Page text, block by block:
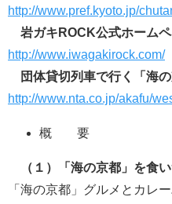
http://www.pref.kyoto.jp/
岩ガキ ROCK公式ホーム
http://www.iwagakirock.com/
団体貸切列車で行く「海の
http://www.nta.co.jp/akafu/
概 要
（１）「海の京都」を食
「海の京都」グルメとカレ